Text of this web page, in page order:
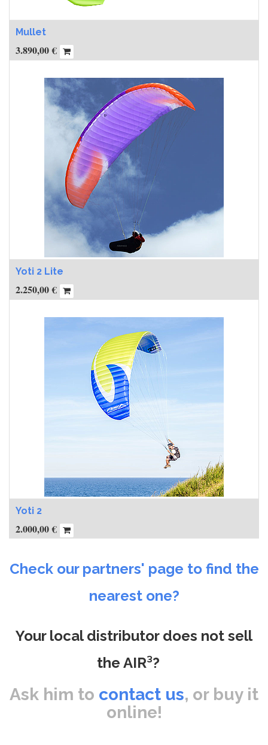
Mullet
3.890,00€
Yoti 2 Lite
2.250,00€
Yoti 2
2.000,00€
Check our partners' page to find the
nearest one?
Your local distributor does not sell
the AIR³?
Ask him to contact us, or buy it
online!